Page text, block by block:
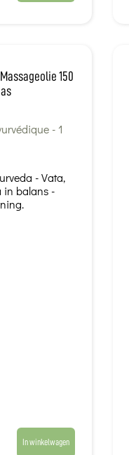
150
- Vata,
in balans -
In winkelwagen